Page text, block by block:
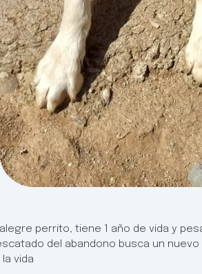
perrito, tiene 1 año de vida y
del abandono busca un
vida